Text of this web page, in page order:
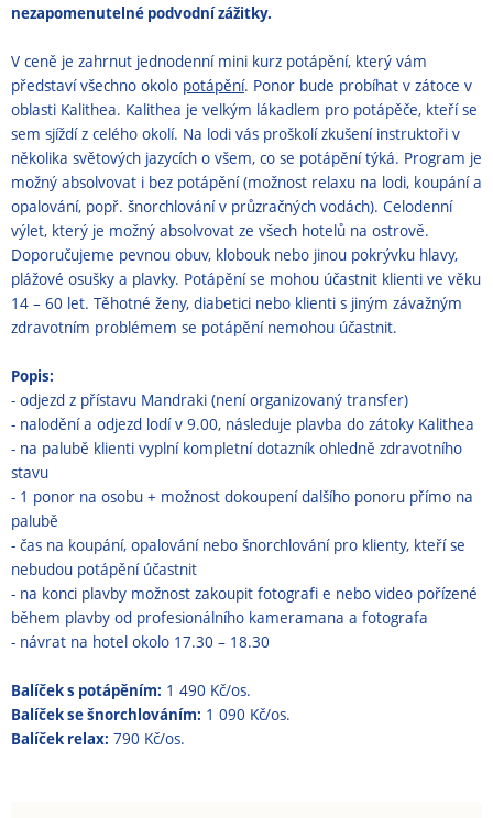
nezapomenutelné podvodní zážitky.
V ceně je zahrnut jednodenní mini kurz potápění, který vám
představí všechno okolo potápění. Ponor bude probíhat v zátoce v
oblasti Kalithea. Kalithea je velkým lákadlem pro potápěče, kteří se
sem sjíždí z celého okolí. Na lodi vás proškolí zkušení instruktoři v
několika světových jazycích o všem, co se potápění týká. Program je
možný absolvovat i bez potápění (možnost relaxu na lodi, koupání a
opalování, popř. šnorchlování v průzračných vodách). Celodenní
výlet, který je možný absolvovat ze všech hotelů na ostrově.
Doporučujeme pevnou obuv, klobouk nebo jinou pokrývku hlavy,
plážové osušky a plavky. Potápění se mohou účastnit klienti ve věku
14 – 60 let. Těhotné ženy, diabetici nebo klienti s jiným závažným
zdravotním problémem se potápění nemohou účastnit.
Popis:
- odjezd z přístavu Mandraki (není organizovaný transfer)
- nalodění a odjezd lodí v 9.00, následuje plavba do zátoky Kalithea
- na palubě klienti vyplní kompletní dotazník ohledně zdravotního
stavu
- 1 ponor na osobu + možnost dokoupení dalšího ponoru přímo na
palubě
- čas na koupání, opalování nebo šnorchlování pro klienty, kteří se
nebudou potápění účastnit
- na konci plavby možnost zakoupit fotografi e nebo video pořízené
během plavby od profesionálního kameramana a fotografa
- návrat na hotel okolo 17.30 – 18.30
Balíček s potápěním: 1 490 Kč/os.
Balíček se šnorchlováním: 1 090 Kč/os.
Balíček relax: 790 Kč/os.